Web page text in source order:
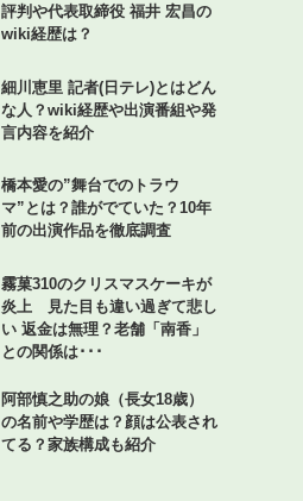
評判や代表取締役 福井 宏昌の
wiki経歴は？
細川恵里 記者(日テレ)とはどん
な人？wiki経歴や出演番組や発
言内容を紹介
橋本愛の”舞台でのトラウ
マ”とは？誰がでていた？10年
前の出演作品を徹底調査
霧菓310のクリスマスケーキが
炎上 見た目も違い過ぎて悲し
い 返金は無理？老舗「南香」
との関係は･･･
阿部慎之助の娘（長女18歳）
の名前や学歴は？顔は公表され
てる？家族構成も紹介